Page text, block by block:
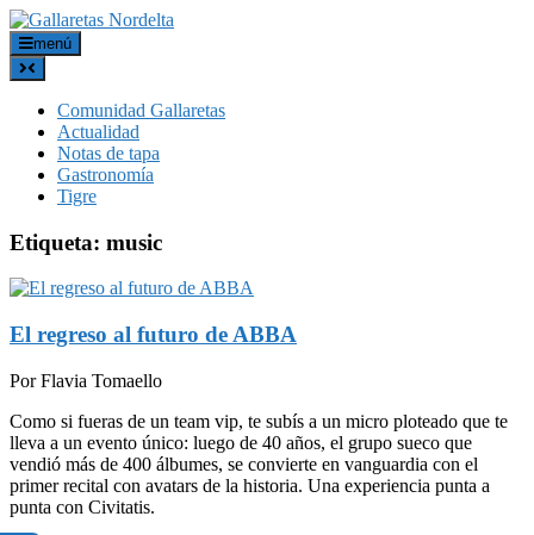
menú
Comunidad Gallaretas
Actualidad
Notas de tapa
Gastronomía
Tigre
Etiqueta: music
El regreso al futuro de ABBA
Por Flavia Tomaello
Como si fueras de un team vip, te subís a un micro ploteado que te
lleva a un evento único: luego de 40 años, el grupo sueco que
vendió más de 400 álbumes, se convierte en vanguardia con el
primer recital con avatars de la historia. Una experiencia punta a
punta con Civitatis.